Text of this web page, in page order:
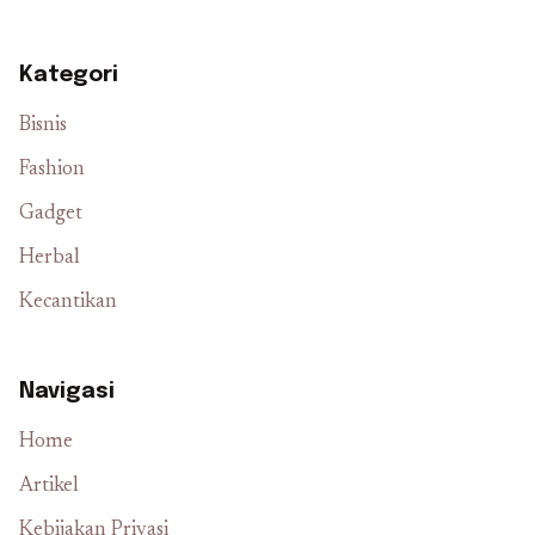
Kategori
Bisnis
Fashion
Gadget
Herbal
Kecantikan
Navigasi
Home
Artikel
Kebijakan Privasi